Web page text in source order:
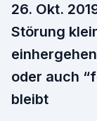
26. Okt.
Störung
oder auch
bleibt